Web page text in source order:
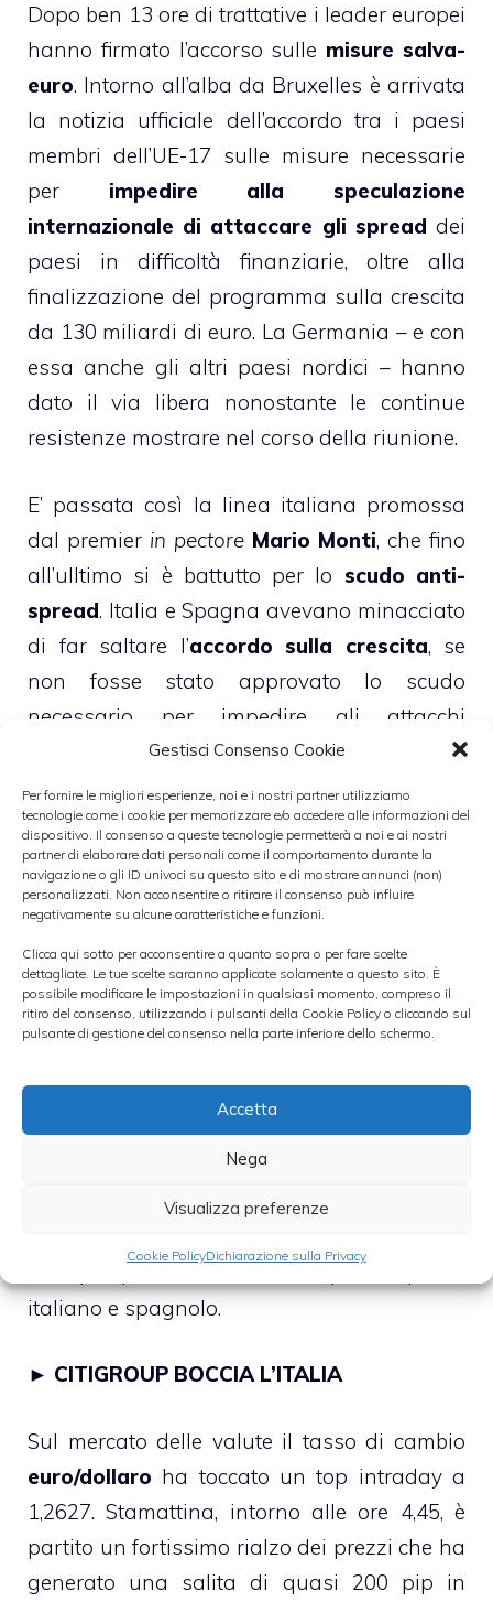
Gestisci Consenso Cookie
Per fornire le migliori esperienze, noi e i nostri partner utilizziamo
tecnologie come i cookie per memorizzare e/o accedere alle informazioni del
dispositivo. Il consenso a queste tecnologie permetterà a noi e ai nostri
partner di elaborare dati personali come il comportamento durante la
navigazione o gli ID univoci su questo sito e di mostrare annunci (non)
personalizzati. Non acconsentire o ritirare il consenso può influire
negativamente su alcune caratteristiche e funzioni.
Clicca qui sotto per acconsentire a quanto sopra o per fare scelte
dettagliate. Le tue scelte saranno applicate solamente a questo sito. È
possibile modificare le impostazioni in qualsiasi momento, compreso il
ritiro del consenso, utilizzando i pulsanti della Cookie Policy o cliccando sul
pulsante di gestione del consenso nella parte inferiore dello schermo.
Accetta
Nega
Visualizza preferenze
Cookie PolicyDichiarazione sulla Privacy
Dopo ben 13 ore di trattative i leader europei
hanno firmato l’accorso sulle misure salva-
euro. Intorno all’alba da Bruxelles è arrivata
la notizia ufficiale dell’accordo tra i paesi
membri dell’UE-17 sulle misure necessarie
per impedire alla speculazione
internazionale di attaccare gli spread dei
paesi in difficoltà finanziarie, oltre alla
finalizzazione del programma sulla crescita
da 130 miliardi di euro. La Germania – e con
essa anche gli altri paesi nordici – hanno
dato il via libera nonostante le continue
resistenze mostrare nel corso della riunione.
E’ passata così la linea italiana promossa
dal premier in pectore Mario Monti, che fino
all’ulltimo si è battutto per lo scudo anti-
spread. Italia e Spagna avevano minacciato
di far saltare l’accordo sulla crescita, se
non fosse stato approvato lo scudo
necessario per impedire gli attacchi
speculativi sul debito pubblico. L’accordo
dovrebbe stabilizzare anche l’euro, che è già
in forte rialzo sui mercati internazionali
contro le principali monete mondiali.
►INVESTIMENTI ALTERNATIVI ALL’EURO
Lo scudo anti-spread sarà operativo fin da
subito, ovvero entro il 9 luglio prossimo. Il
sarà operativo attraverso il
stati ESM, ovvero il Meccanismo di Stabilità
Europeo, che interverrà automaticamente
ogni volta che gli spread sovrani dovessero
esempio, potrebbe essere 500 per lo spread
italiano e spagnolo.
► CITIGROUP BOCCIA L’ITALIA
Sul mercato delle valute il tasso di cambio
euro/dollaro ha toccato un top intraday a
1,2627. Stamattina, intorno alle ore 4,45, è
partito un fortissimo rialzo dei prezzi che ha
generato una salita di quasi 200 pip in